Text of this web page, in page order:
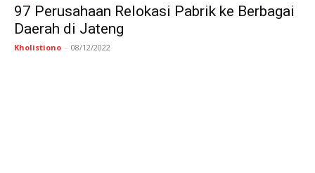
97 Perusahaan Relokasi Pabrik ke Berbagai
Daerah di Jateng
Kholistiono - 08/12/2022